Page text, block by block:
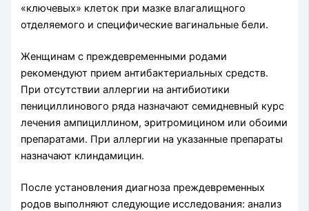
«ключевых» клеток при мазке влагалищного
отделяемого и специфические вагинальные бели.
Женщинам с преждевременными родами
рекомендуют прием антибактериальных средств.
При отсутствии аллергии на антибиотики
пенициллинового ряда назначают семидневный курс
лечения ампициллином, эритромицином или обоими
препаратами. При аллергии на указанные препараты
назначают клиндамицин.
После установления диагноза преждевременных
родов выполняют следующие исследования: анализ